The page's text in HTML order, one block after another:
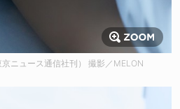
ニュース通信社刊） 撮影／MELON